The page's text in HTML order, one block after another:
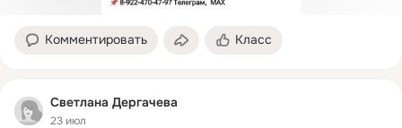
Комментировать Класс
Светлана Дергачева
23 июл